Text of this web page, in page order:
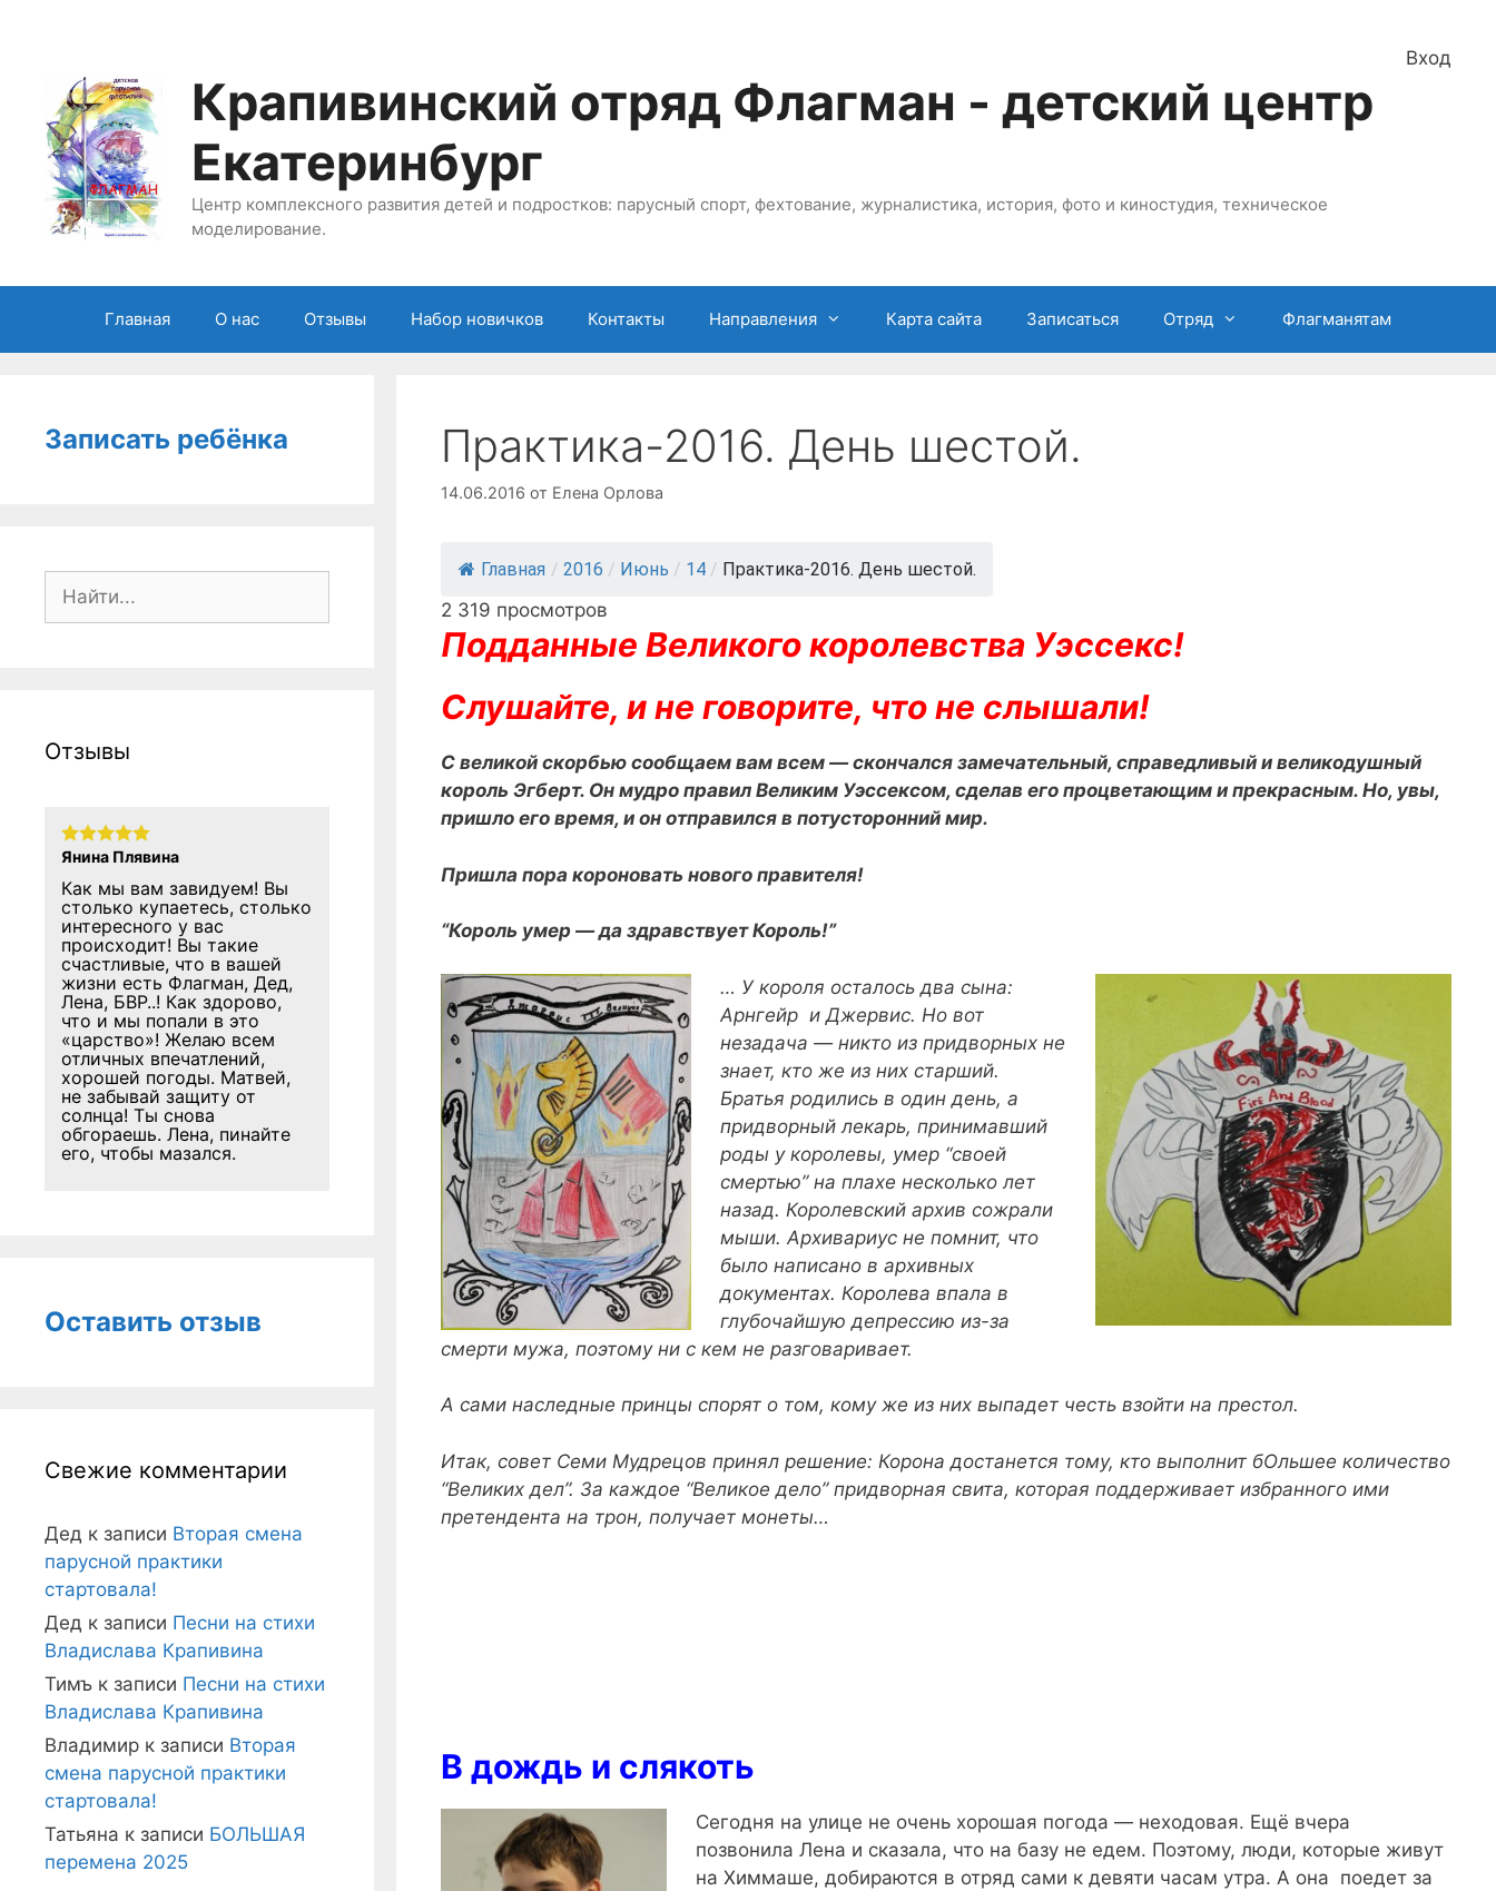
Вход
Крапивинский отряд Флагман - детский центр
Екатеринбург
Центр комплексного развития детей и подростков: парусный спорт, фехтование, журналистика, история, фото и киностудия, техническое
моделирование.
Главная О нас Отзывы Набор новичков Контакты Направления Карта сайта Записаться Отряд Флагманятам
Практика-2016. День шестой.
14.06.2016 от Елена Орлова
Главная / 2016 / Июнь / 14 / Практика-2016. День шестой.
2 319 просмотров
Подданные Великого королевства Уэссекс!
Слушайте, и не говорите, что не слышали!
С великой скорбью сообщаем вам всем — скончался замечательный, справедливый и великодушный
король Эгберт. Он мудро правил Великим Уэссексом, сделав его процветающим и прекрасным. Но, увы,
пришло его время, и он отправился в потусторонний мир.
Пришла пора короновать нового правителя!
“Король умер — да здравствует Король!”
… У короля осталось два сына:
Арнгейр и Джервис. Но вот
незадача — никто из придворных не
знает, кто же из них старший.
Братья родились в один день, а
придворный лекарь, принимавший
роды у королевы, умер “своей
смертью” на плахе несколько лет
назад. Королевский архив сожрали
мыши. Архивариус не помнит, что
было написано в архивных
документах. Королева впала в
глубочайшую депрессию из-за
смерти мужа, поэтому ни с кем не разговаривает.
А сами наследные принцы спорят о том, кому же из них выпадет честь взойти на престол.
Итак, совет Семи Мудрецов принял решение: Корона достанется тому, кто выполнит бОльшее количество
“Великих дел”. За каждое “Великое дело” придворная свита, которая поддерживает избранного ими
претендента на трон, получает монеты…
В дождь и слякоть
Сегодня на улице не очень хорошая погода — неходовая. Ещё вчера
позвонила Лена и сказала, что на базу не едем. Поэтому, люди, которые живут
на Химмаше, добираются в отряд сами к девяти часам утра. А она поедет за
Записать ребёнка
Поиск:
Отзывы
Янина Плявина
Как мы вам завидуем! Вы
столько купаетесь, столько
интересного у вас
происходит! Вы такие
счастливые, что в вашей
жизни есть Флагман, Дед,
Лена, БВР..! Как здорово,
что и мы попали в это
«царство»! Желаю всем
отличных впечатлений,
хорошей погоды. Матвей,
не забывай защиту от
солнца! Ты снова
обгораешь. Лена, пинайте
его, чтобы мазался.
Оставить отзыв
Свежие комментарии
Дед к записи Вторая смена
парусной практики
стартовала!
Дед к записи Песни на стихи
Владислава Крапивина
Тимъ к записи Песни на стихи
Владислава Крапивина
Владимир к записи Вторая
смена парусной практики
стартовала!
Татьяна к записи БОЛЬШАЯ
перемена 2025